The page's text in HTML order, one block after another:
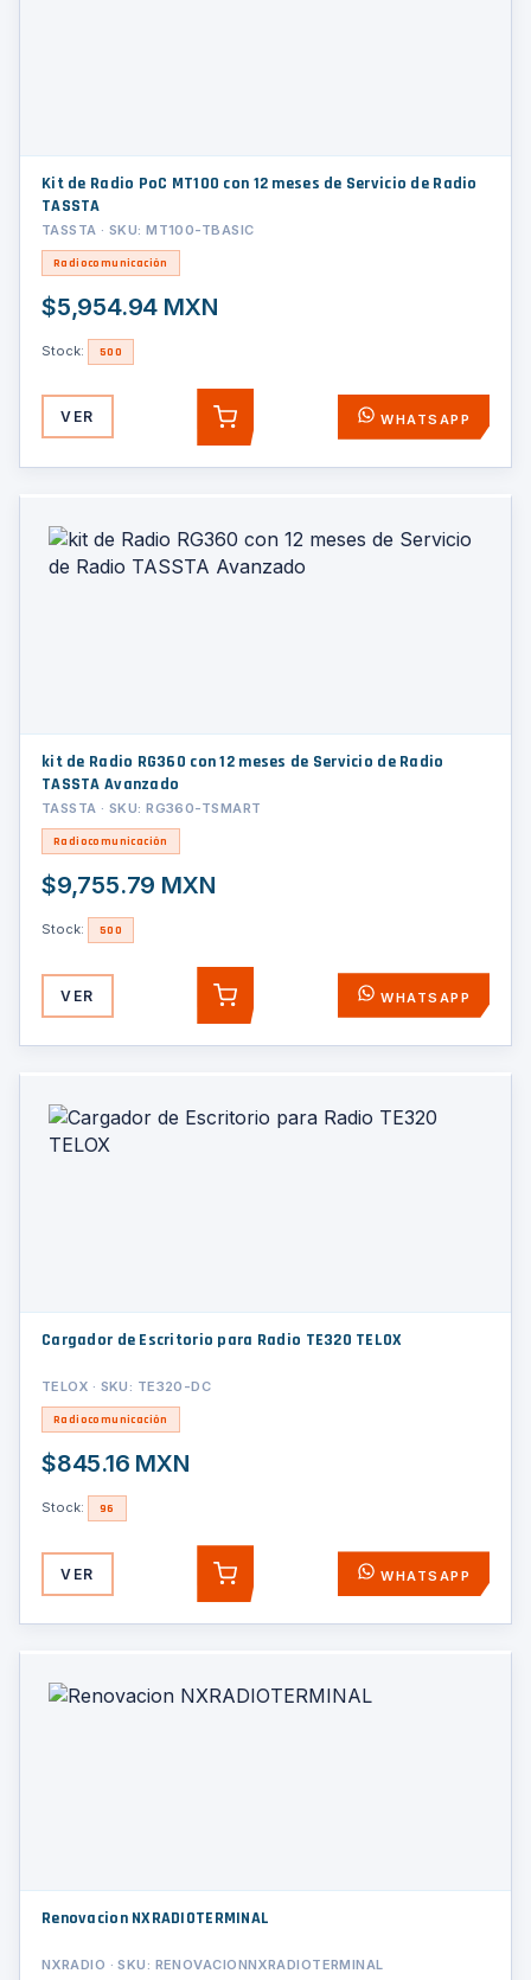
Kit de Radio PoC MT100 con 12 meses de Servicio de Radio
TASSTA
TASSTA · SKU: MT100-TBASIC
Radiocomunicación
$5,954.94 MXN
Stock: 500
VER AGREGAR WHATSAPP
kit de Radio RG360 con 12 meses de Servicio de Radio
TASSTA Avanzado
TASSTA · SKU: RG360-TSMART
Radiocomunicación
$9,755.79 MXN
Stock: 500
VER AGREGAR WHATSAPP
Cargador de Escritorio para Radio TE320 TELOX
TELOX · SKU: TE320-DC
Radiocomunicación
$845.16 MXN
Stock: 96
VER AGREGAR WHATSAPP
Renovacion NXRADIOTERMINAL
NXRADIO · SKU: RENOVACIONNXRADIOTERMINAL